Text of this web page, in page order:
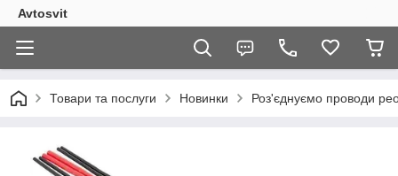
Avtosvit
Товари та послуги Новинки Роз'єднуємо проводи